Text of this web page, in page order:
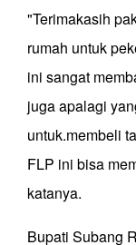
"Terimakasih
rumah untuk
ini sangat
juga apalagi
untuk.membeli
FLP ini bisa
katanya.
Bupati Subang